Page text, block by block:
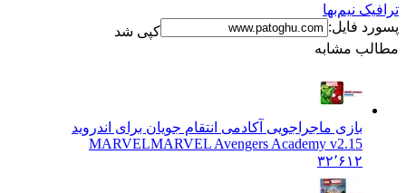
نیم‌بها
فایل:
کپی شد
مشابه
بازی ماجراجویی آکادمی انتقام جویان برای اندروید
MARVELMARVEL Avengers Academy v2.15
۳۲٬۶۱۲